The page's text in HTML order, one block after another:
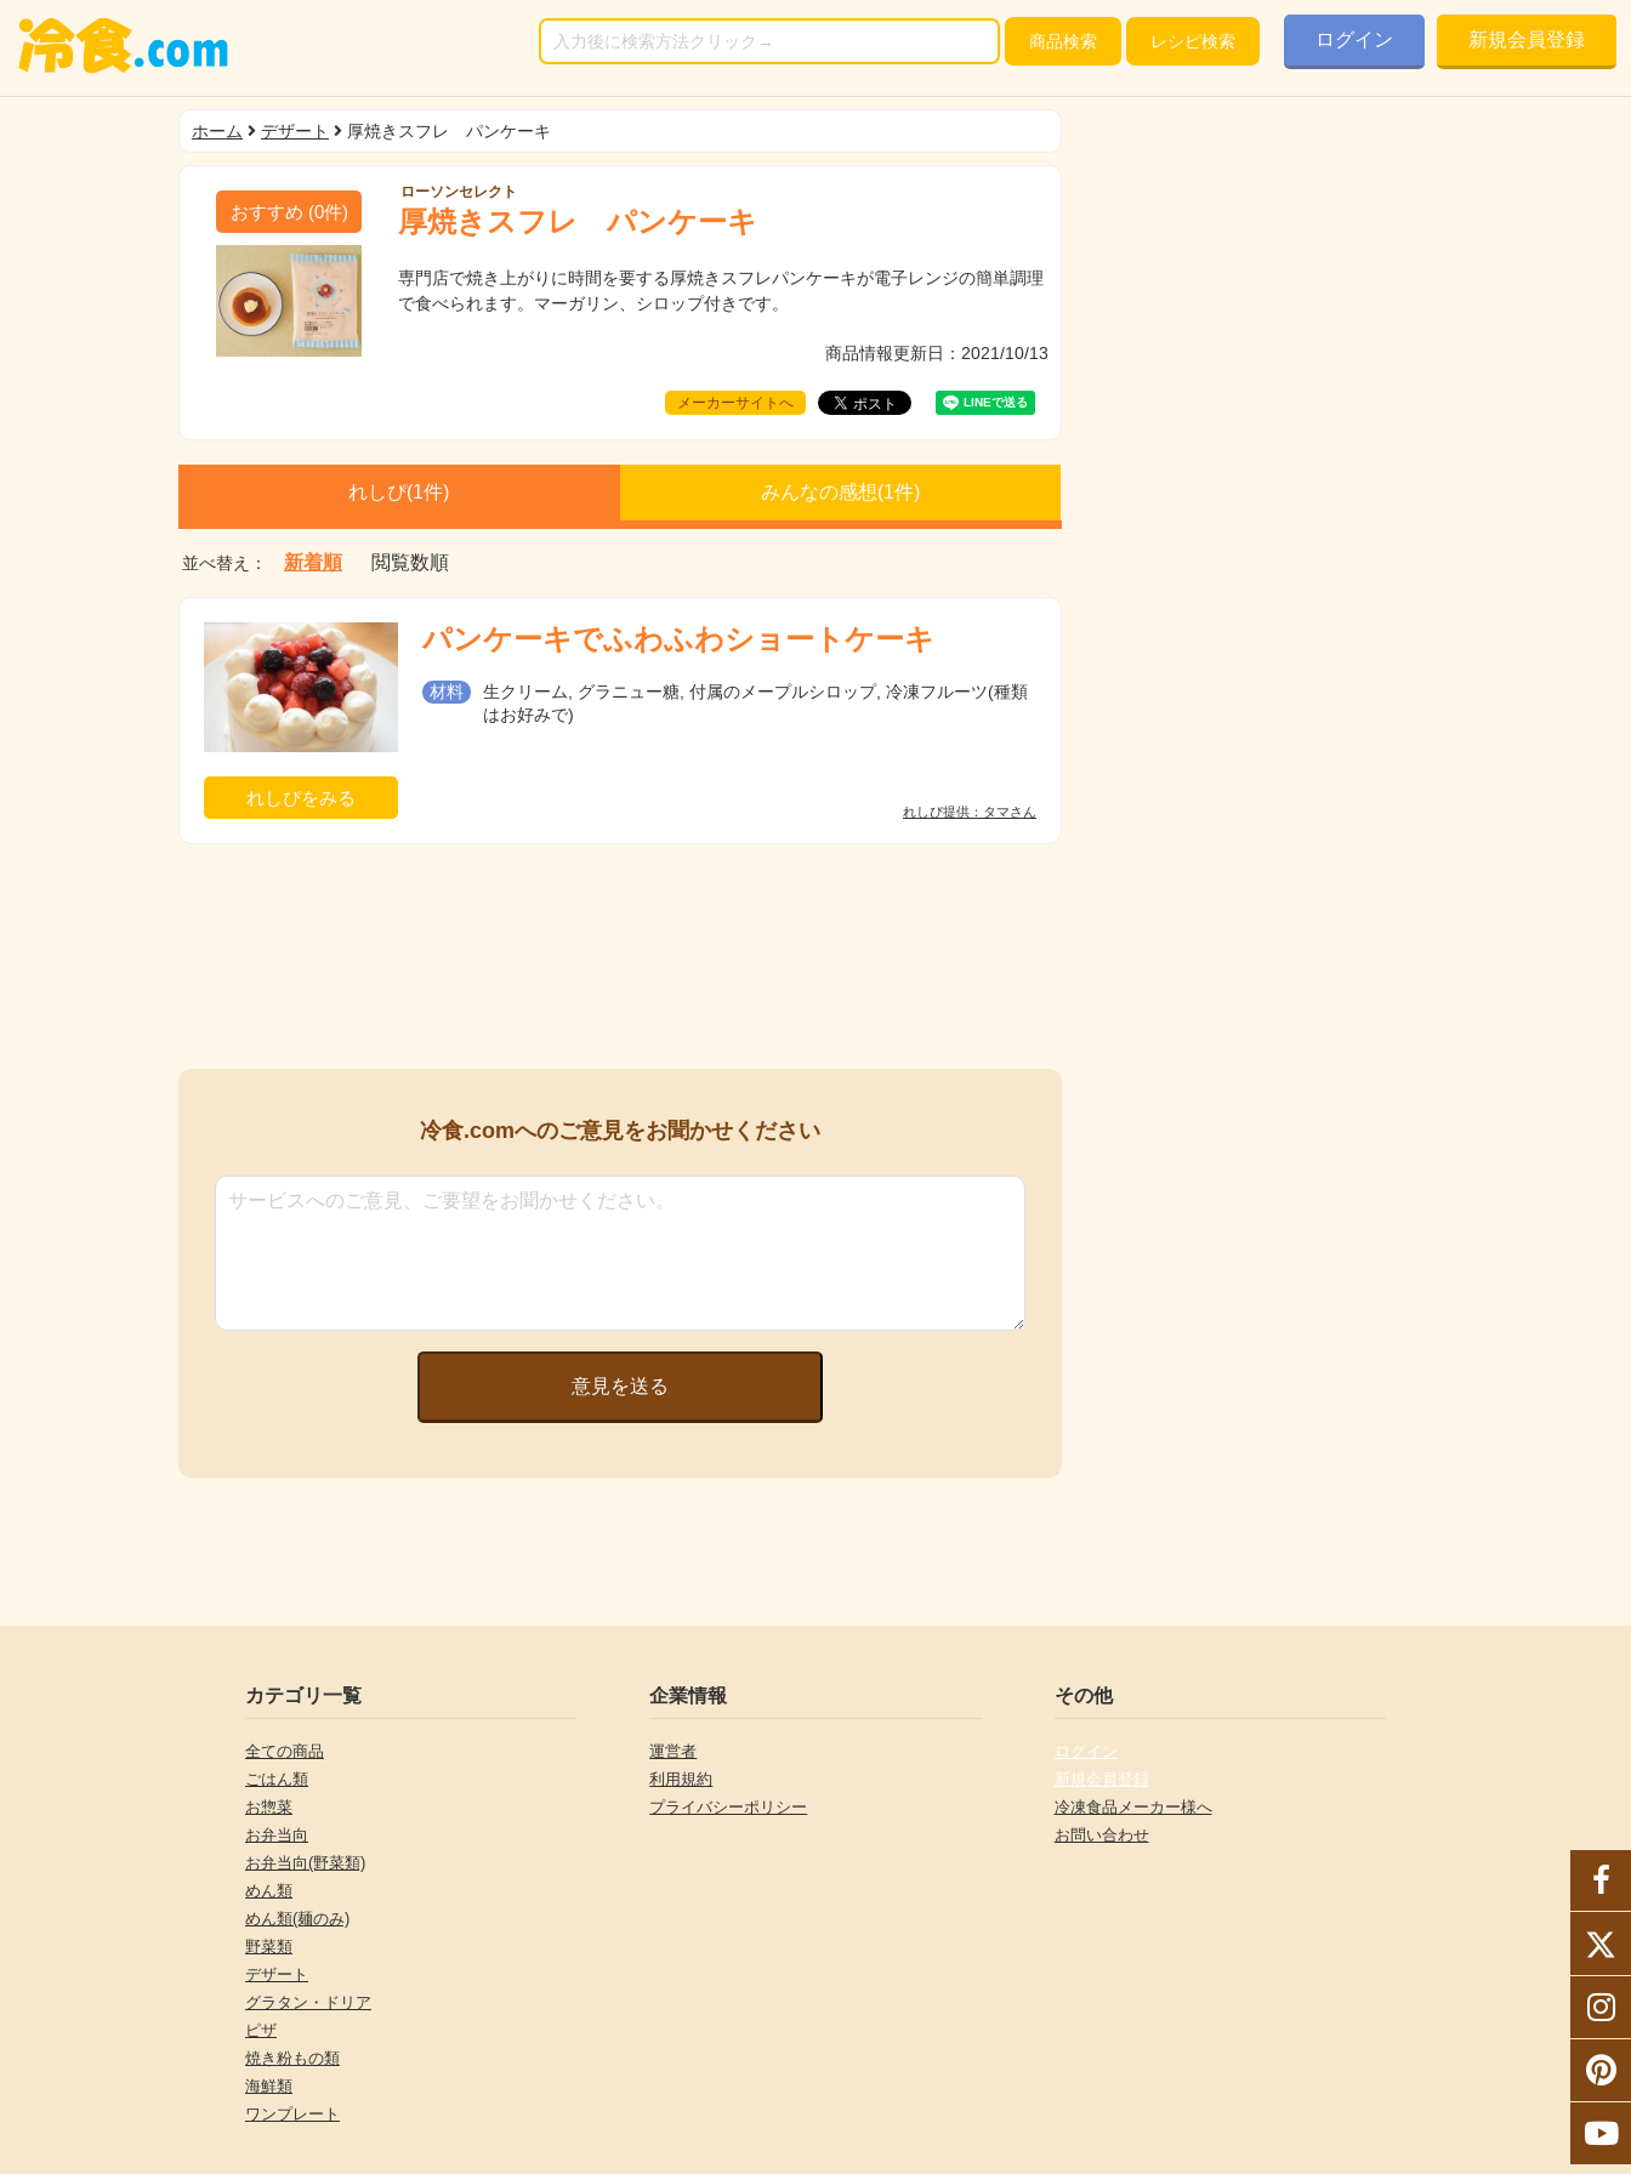
商品検索 レシピ検索 ログイン 新規会員登録
ホーム デザート 厚焼きスフレ パンケーキ
おすすめ (0件)
ローソンセレクト
厚焼きスフレ パンケーキ
専門店で焼き上がりに時間を要する厚焼きスフレパンケーキが電子レンジの簡単調理
で食べられます。マーガリン、シロップ付きです。
商品情報更新日：2021/10/13
メーカーサイトへ
れしぴ(1件) みんなの感想(1件)
並べ替え： 新着順 閲覧数順
れしぴをみる
パンケーキでふわふわショートケーキ
材料
生クリーム, グラニュー糖, 付属のメープルシロップ, 冷凍フルーツ(種類
はお好みで)
れしぴ提供：タマさん
冷食.comへのご意見をお聞かせください
意見を送る
カテゴリ一覧
全ての商品
ごはん類
お惣菜
お弁当向
お弁当向(野菜類)
めん類
めん類(麺のみ)
野菜類
デザート
グラタン・ドリア
ピザ
焼き粉もの類
海鮮類
ワンプレート
企業情報
運営者
利用規約
プライバシーポリシー
その他
ログイン
新規会員登録
冷凍食品メーカー様へ
お問い合わせ